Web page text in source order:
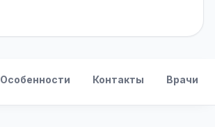
Особенности Контакты Врачи